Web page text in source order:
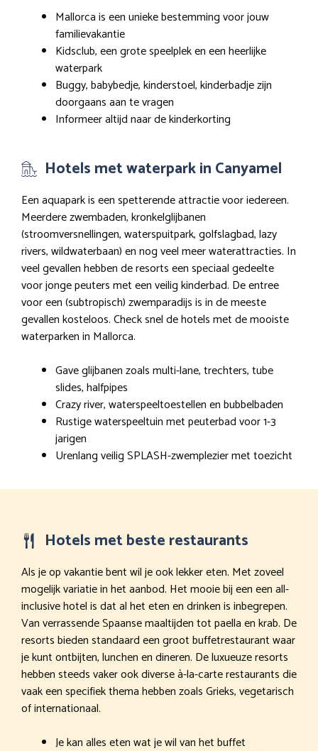
Mallorca is een unieke bestemming voor jouw
familievakantie
Kidsclub, een grote speelplek en een heerlijke
waterpark
Buggy, babybedje, kinderstoel, kinderbadje zijn
doorgaans aan te vragen
Informeer altijd naar de kinderkorting
Hotels met waterpark in Canyamel
Een aquapark is een spetterende attractie voor iedereen.
Meerdere zwembaden, kronkelglijbanen
(stroomversnellingen, waterspuitpark, golfslagbad, lazy
rivers, wildwaterbaan) en nog veel meer waterattracties. In
veel gevallen hebben de resorts een speciaal gedeelte
voor jonge peuters met een veilig kinderbad. De entree
voor een (subtropisch) zwemparadijs is in de meeste
gevallen kosteloos. Check snel de hotels met de mooiste
waterparken in Mallorca.
Gave glijbanen zoals multi-lane, trechters, tube
slides, halfpipes
Crazy river, waterspeeltoestellen en bubbelbaden
Rustige waterspeeltuin met peuterbad voor 1-3
jarigen
Urenlang veilig SPLASH-zwemplezier met toezicht
Hotels met beste restaurants
Als je op vakantie bent wil je ook lekker eten. Met zoveel
mogelijk variatie in het aanbod. Het mooie bij een een all-
inclusive hotel is dat al het eten en drinken is inbegrepen.
Van verrassende Spaanse maaltijden tot paella en krab. De
resorts bieden standaard een groot buffetrestaurant waar
je kunt ontbijten, lunchen en dineren. De luxueuze resorts
hebben steeds vaker ook diverse à-la-carte restaurants die
vaak een specifiek thema hebben zoals Grieks, vegetarisch
of internationaal.
Je kan alles eten wat je wil van het buffet